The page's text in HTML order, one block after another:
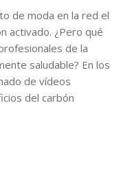
de moda en la red el
activado. ¿Pero qué
de la
saludable? En los
de vídeos
del carbón